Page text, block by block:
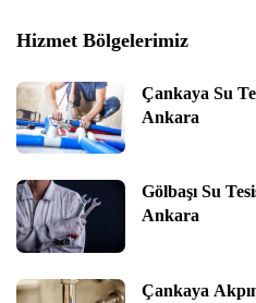
Hizmet Bölgelerimiz
Çankaya Su
Ankara
Gölbaşı Su
Ankara
Çankaya